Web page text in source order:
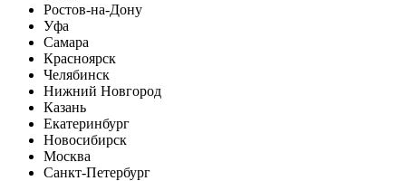
Ростов-на-Дону
Уфа
Самара
Красноярск
Челябинск
Нижний Новгород
Казань
Екатеринбург
Новосибирск
Москва
Санкт-Петербург